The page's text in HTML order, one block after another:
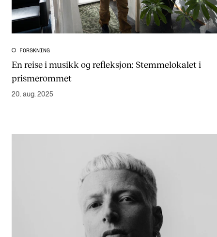
FORSKNING
En reise i musikk og refleksjon: Stemmelokalet i
prismerommet
20. aug. 2025